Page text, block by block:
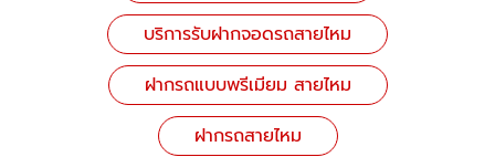
บริการรับฝากจอดรถสายไหม
ฝากรถแบบพรีเมียม สายไหม
ฝากรถสายไหม